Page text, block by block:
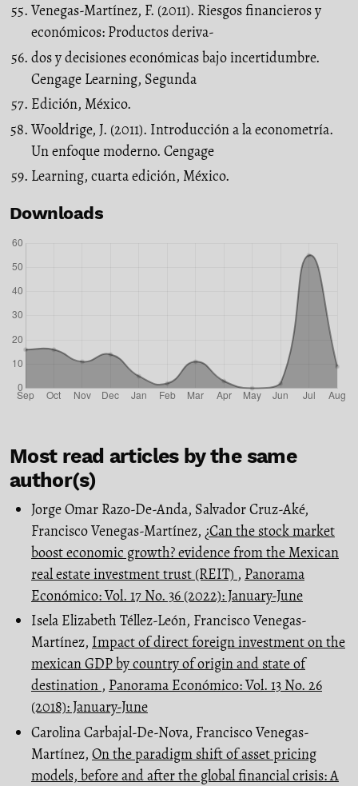
Venegas-Martínez, F. (2011). Riesgos financieros y
económicos: Productos deriva-
dos y decisiones económicas bajo incertidumbre.
Cengage Learning, Segunda
Edición, México.
Wooldrige, J. (2011). Introducción a la econometría.
Un enfoque moderno. Cengage
Learning, cuarta edición, México.
Downloads
Most read articles by the same
author(s)
Jorge Omar Razo-De-Anda, Salvador Cruz-Aké,
Francisco Venegas-Martínez, ¿Can the stock market
boost economic growth? evidence from the Mexican
real estate investment trust (REIT) , Panorama
Económico: Vol. 17 No. 36 (2022): January-June
Isela Elizabeth Téllez-León, Francisco Venegas-
Martínez, Impact of direct foreign investment on the
mexican GDP by country of origin and state of
destination , Panorama Económico: Vol. 13 No. 26
(2018): January-June
Carolina Carbajal-De-Nova, Francisco Venegas-
Martínez, On the paradigm shift of asset pricing
models, before and after the global financial crisis: A